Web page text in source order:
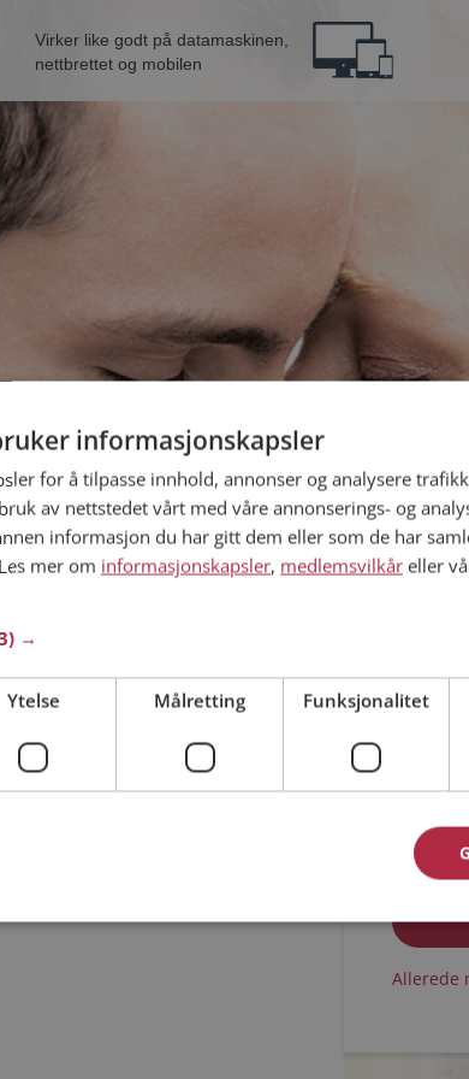
Virker like godt på datamaskinen,
nettbrettet og mobilen
Jeg er en:
Jeg
Jeg
Allerede
informasjonskapsler
for å tilpasse innhold, annonser og analysere
av nettstedet vårt med våre annonserings- og
informasjon du har gitt dem eller som de har
mer om informasjonskapsler, medlemsvilkår eller
→
Ytelse Målretting Funksjonalitet